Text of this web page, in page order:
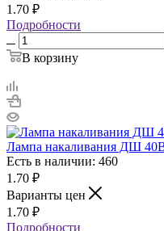
1.70 ₽
Подробности
В корзину
Лампа накаливания ДШ
Есть в наличии: 460
1.70 ₽
Варианты цен
1.70 ₽
Подробности